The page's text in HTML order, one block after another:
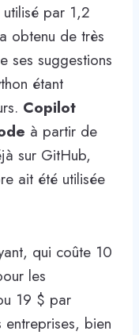
par 1,2
obtenu de très
ses suggestions
étant
Copilot
à partir de
sur GitHub,
ait été utilisée
qui coûte 10
les
19 $ par
bien